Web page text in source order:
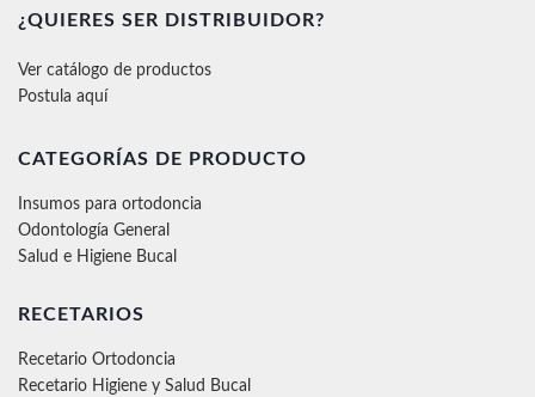
¿QUIERES SER DISTRIBUIDOR?
Ver catálogo de productos
Postula aquí
CATEGORÍAS DE PRODUCTO
Insumos para ortodoncia
Odontología General
Salud e Higiene Bucal
RECETARIOS
Recetario Ortodoncia
Recetario Higiene y Salud Bucal